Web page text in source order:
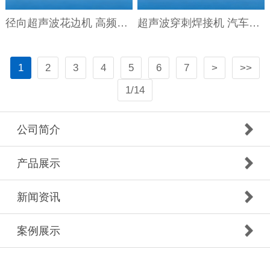
径向超声波花边机 高频径向超声波花边机 超声波穿刺焊接机 汽车零部件穿刺焊接机
1 2 3 4 5 6 7 >
>>
1/14
公司简介
产品展示
新闻资讯
案例展示